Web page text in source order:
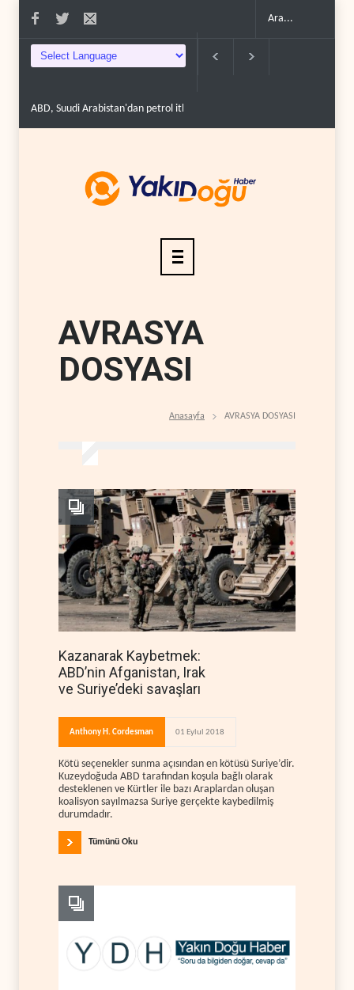
ABD, Suudi Arabistan'dan petrol ithalatını 40 yıl sonra i..
AVRASYA
DOSYASI
Anasayfa AVRASYA DOSYASI
Kazanarak Kaybetmek:
ABD’nin Afganistan, Irak
ve Suriye’deki savaşları
Anthony H. Cordesman 01 Eylul 2018
Kötü seçenekler sunma açısından en kötüsü Suriye’dir.
Kuzeydoğuda ABD tarafından koşula bağlı olarak
desteklenen ve Kürtler ile bazı Araplardan oluşan
koalisyon sayılmazsa Suriye gerçekte kaybedilmiş
durumdadır.
Tümünü Oku